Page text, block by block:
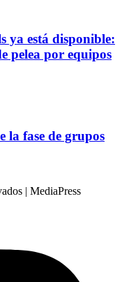
está disponible:
pelea por equipos
la fase de grupos
| MediaPress